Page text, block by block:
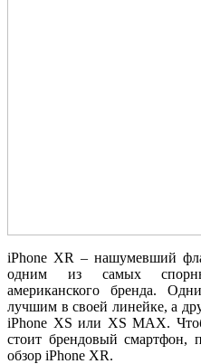
iPhone XR – нашумевший
одним из самых
американского бренда.
лучшим в своей линейке, а
iPhone XS или XS MAX.
стоит брендовый смартфон,
обзор iPhone XR.